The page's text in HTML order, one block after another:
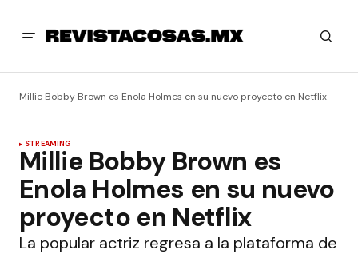
Millie Bobby Brown es Enola Holmes en su nuevo proyecto en Netflix
STREAMING
Millie Bobby Brown es
Enola Holmes en su nuevo
proyecto en Netflix
La popular actriz regresa a la plataforma de